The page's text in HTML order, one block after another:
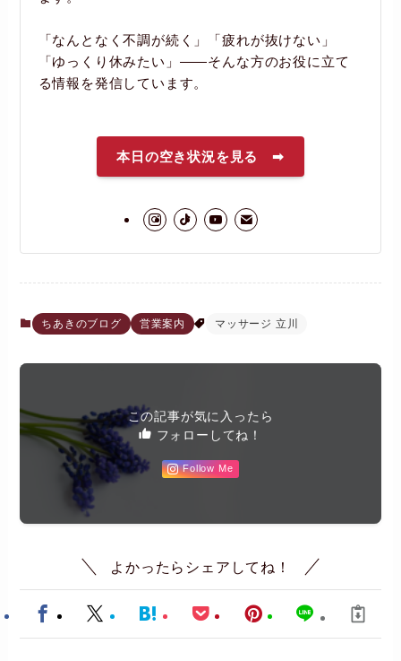
「なんとなく不調が続く」「疲れが抜けない」
「ゆっくり休みたい」――そんな方のお役に立て
る情報を発信しています。
本日の空き状況を見る ➡
ちあきのブログ 営業案内 マッサージ 立川
この記事が気に入ったら
フォローしてね！
Follow Me
よかったらシェアしてね！